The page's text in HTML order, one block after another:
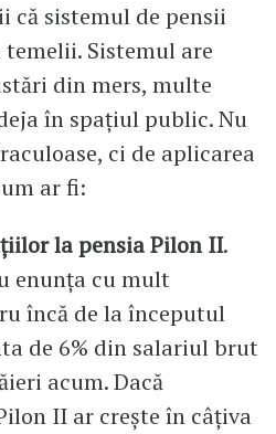
că sistemul de pensii
Sistemul are
din mers, multe
în spațiul public. Nu
ci de aplicarea
ar fi:
la pensia Pilon II.
enunța cu mult
încă de la începutul
de 6% din salariul brut
acum. Dacă
II ar crește în câțiva